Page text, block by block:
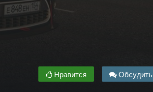
Нравится Обсудить